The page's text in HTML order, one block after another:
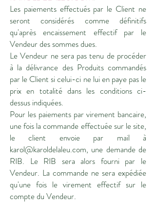
Les paiements effectués par le Client ne
seront considérés comme définitifs
qu'après encaissement effectif par le
Vendeur des sommes dues.
Le Vendeur ne sera pas tenu de procéder
à la délivrance des Produits commandés
par le Client si celui-ci ne lui en paye pas le
prix en totalité dans les conditions ci-
dessus indiquées.
Pour les paiements par virement bancaire,
une fois la commande effectuée sur le site,
le client envoie par mail à
karol@karoldelaleu.com, une demande de
RIB. Le RIB sera alors fourni par le
Vendeur. La commande ne sera expédiée
qu'une fois le virement effectif sur le
compte du Vendeur.